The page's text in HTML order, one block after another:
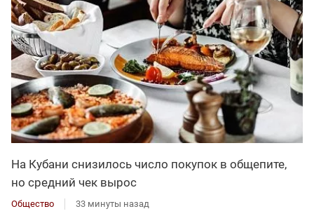
На Кубани снизилось число покупок в общепите,
но средний чек вырос
Общество 33 минуты назад